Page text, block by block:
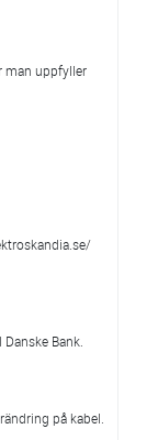
man uppfyller
Bank.
på kabel.